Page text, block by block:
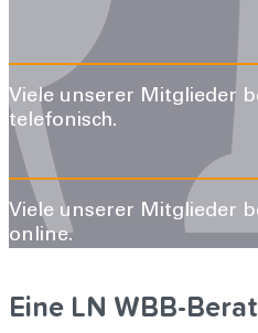
Viele unserer Mitglieder
telefonisch.
Viele unserer Mitglieder
online.
Eine LN WBB-